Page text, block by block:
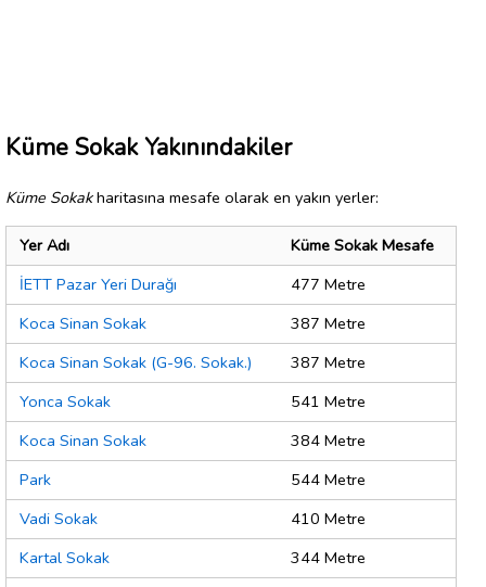
Küme Sokak Yakınındakiler
Küme Sokakharitasına mesafe olarak en yakın yerler:
Yer Adı
Küme Sokak Mesafe
İETT Pazar Yeri Durağı
477 Metre
Koca Sinan Sokak
387 Metre
Koca Sinan Sokak (G-96. Sokak.)
387 Metre
Yonca Sokak
541 Metre
Koca Sinan Sokak
384 Metre
Park
544 Metre
Vadi Sokak
410 Metre
Kartal Sokak
344 Metre